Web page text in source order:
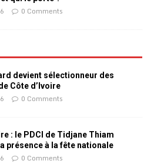
0 Comments
devient sélectionneur des
Côte d’Ivoire
0 Comments
: le PDCI de Tidjane Thiam
présence à la fête nationale
0 Comments